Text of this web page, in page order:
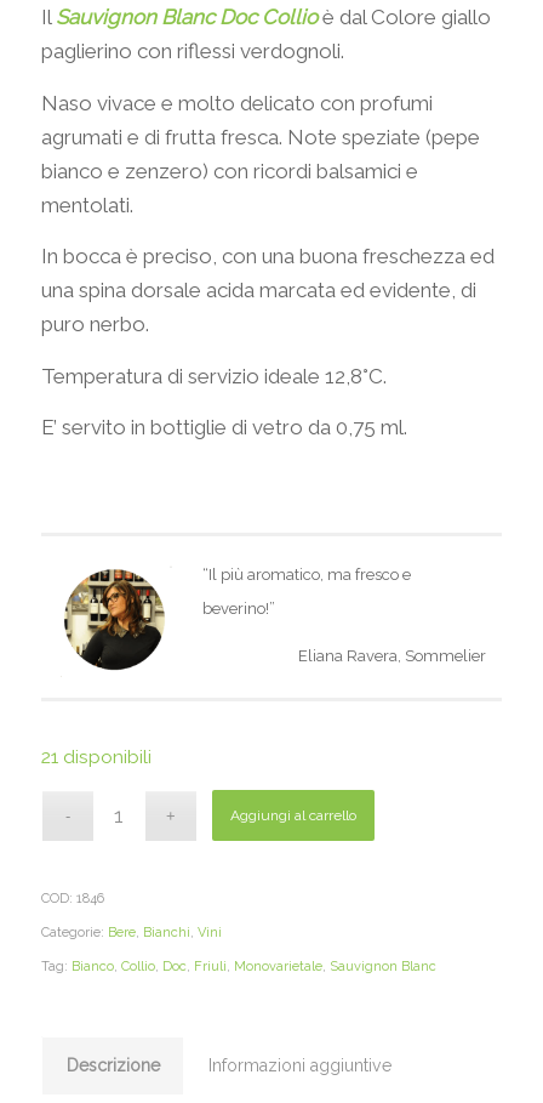
Il Sauvignon Blanc Doc Collio è dal Colore giallo
paglierino con riflessi verdognoli.
Naso vivace e molto delicato con profumi
agrumati e di frutta fresca. Note speziate (pepe
bianco e zenzero) con ricordi balsamici e
mentolati.
In bocca è preciso, con una buona freschezza ed
una spina dorsale acida marcata ed evidente, di
puro nerbo.
Temperatura di servizio ideale 12,8°C.
E’ servito in bottiglie di vetro da 0,75 ml.
“Il più aromatico, ma fresco e
beverino!”
Eliana Ravera, Sommelier
21 disponibili
Aggiungi al carrello
COD: 1846
Categorie: Bere, Bianchi, Vini
Tag: Bianco, Collio, Doc, Friuli, Monovarietale, Sauvignon Blanc
Descrizione Informazioni aggiuntive